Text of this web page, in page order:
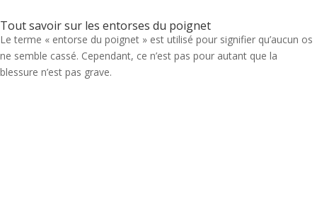
Tout savoir sur les entorses du poignet
Le terme « entorse du poignet » est utilisé pour signifier qu’aucun os
ne semble cassé. Cependant, ce n’est pas pour autant que la
blessure n’est pas grave.